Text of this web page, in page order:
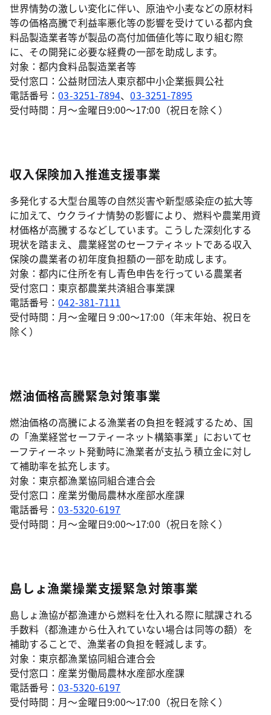
世界情勢の激しい変化に伴い、原油や小麦などの原材料
等の価格高騰で利益率悪化等の影響を受けている都内食
料品製造業者等が製品の高付加価値化等に取り組む際
に、その開発に必要な経費の一部を助成します。
対象：都内食料品製造業者等
受付窓口：公益財団法人東京都中小企業振興公社
電話番号：03-3251-7894、03-3251-7895
受付時間：月～金曜日9:00～17:00（祝日を除く）
収入保険加入推進支援事業
多発化する大型台風等の自然災害や新型感染症の拡大等
に加えて、ウクライナ情勢の影響により、燃料や農業用資
材価格が高騰するなどしています。こうした深刻化する
現状を踏まえ、農業経営のセーフティネットである収入
保険の農業者の初年度負担額の一部を助成します。
対象：都内に住所を有し青色申告を行っている農業者
受付窓口：東京都農業共済組合事業課
電話番号：042-381-7111
受付時間：月～金曜日９:00～17:00（年末年始、祝日を
除く）
燃油価格高騰緊急対策事業
燃油価格の高騰による漁業者の負担を軽減するため、国
の「漁業経営セーフティーネット構築事業」においてセ
ーフティーネット発動時に漁業者が支払う積立金に対し
て補助率を拡充します。
対象：東京都漁業協同組合連合会
受付窓口：産業労働局農林水産部水産課
電話番号：03-5320-6197
受付時間：月～金曜日9:00～17:00（祝日を除く）
島しょ漁業操業支援緊急対策事業
島しょ漁協が都漁連から燃料を仕入れる際に賦課される
手数料（都漁連から仕入れていない場合は同等の額）を
補助することで、漁業者の負担を軽減します。
対象：東京都漁業協同組合連合会
受付窓口：産業労働局農林水産部水産課
電話番号：03-5320-6197
受付時間：月～金曜日9:00～17:00（祝日を除く）